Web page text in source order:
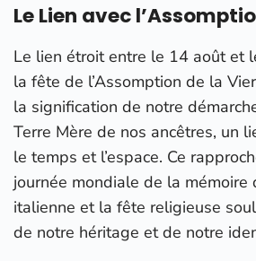
Le Lien avec
Le lien étroit entre le 14 août et
la fête de l’Assomption de la
la signification de notre
Terre Mère de nos ancêtres, un
le temps et l’espace. Ce
journée mondiale de la mémoire
italienne et la fête religieuse
de notre héritage et de notre